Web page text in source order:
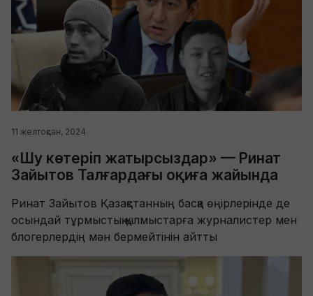
11 желтоқсан, 2024
«Шу көтеріп жатырсыздар» — Ринат
Зайытов Талғардағы оқиға жайында
Ринат Зайытов Қазақстанның басқа өңірлерінде де
осындай тұрмыстық қылмыстарға журналистер мен
блогерлердің мән бермейтінін айтты